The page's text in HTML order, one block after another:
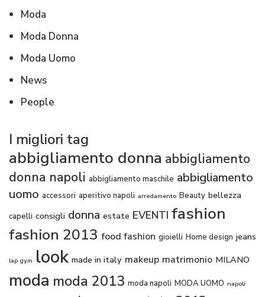
Moda
Moda Donna
Moda Uomo
News
People
I migliori tag
abbigliamento donna abbigliamento
donna napoli abbigliamento maschile abbigliamento
uomo accessori aperitivo napoli arredamento Beauty bellezza
capelli consigli donna estate EVENTI fashion
fashion 2013 food fashion gioielli Home design jeans
lap gym look made in italy makeup matrimonio MILANO
moda moda 2013 moda napoli MODA UOMO napoli